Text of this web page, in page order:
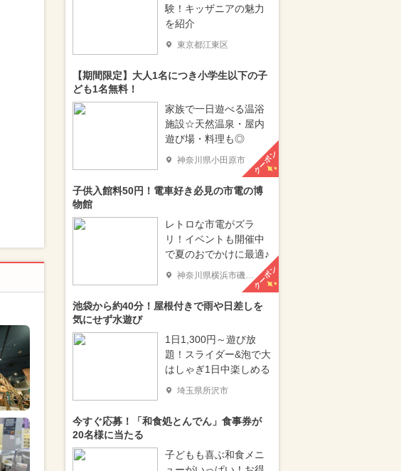
験！キッザニアの魅力
を紹介
東京都江東区
【期間限定】大人1名につき小学生以下の子
ども1名無料！
家族で一日遊べる温浴
施設☆天然温泉・屋内
遊び場・料理も◎
神奈川県小田原市 クーポン
子供入館料50円！電車好き必見の市電の博
物館
レトロな市電がズラ
リ！イベントも開催中
で夏のおでかけに最適♪
神奈川県横浜市磯子区 クーポン
池袋から約40分！屋根付きで雨や日差しを
気にせず水遊び
1日1,300円～遊び放
題！スライダー&泡で大
はしゃぎ1日中楽しめる
埼玉県所沢市
今すぐ応募！「和食処とんでん」食事券が
20名様に当たる
子どもも喜ぶ和食メニ